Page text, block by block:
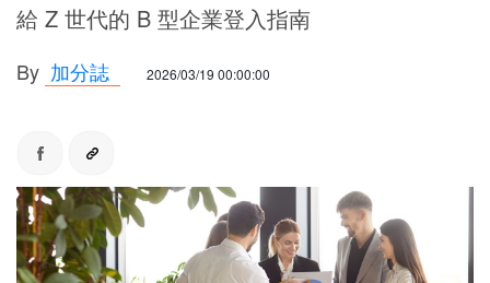
給 Z 世代的 B 型企業登入指南
By 加分誌 2026/03/19 00:00:00